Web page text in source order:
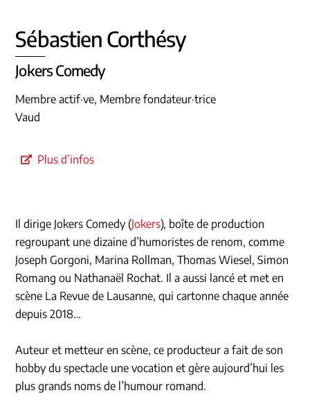
Sébastien Corthésy
Jokers Comedy
Membre actif·ve, Membre fondateur·trice
Vaud
Plus d’infos
Il dirige Jokers Comedy (Jokers), boîte de production
regroupant une dizaine d’humoristes de renom, comme
Joseph Gorgoni, Marina Rollman, Thomas Wiesel, Simon
Romang ou Nathanaël Rochat. Il a aussi lancé et met en
scène La Revue de Lausanne, qui cartonne chaque année
depuis 2018…
Auteur et metteur en scène, ce producteur a fait de son
hobby du spectacle une vocation et gère aujourd’hui les
plus grands noms de l’humour romand.